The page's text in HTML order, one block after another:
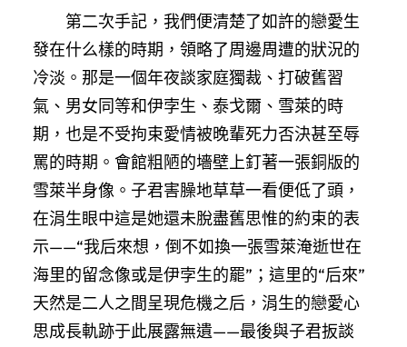
第二次手記，我們便清楚了如許的戀愛生
發在什么樣的時期，領略了周邊周遭的狀況的
冷淡。那是一個年夜談家庭獨裁、打破舊習
氣、男女同等和伊孛生、泰戈爾、雪萊的時
期，也是不受拘束愛情被晚輩死力否決甚至辱
罵的時期。會館粗陋的墻壁上釘著一張銅版的
雪萊半身像。子君害臊地草草一看便低了頭，
在涓生眼中這是她還未脫盡舊思惟的約束的表
示——“我后來想，倒不如換一張雪萊淹逝世在
海里的留念像或是伊孛生的罷”；這里的“后來”
天然是二人之間呈現危機之后，涓生的戀愛心
思成長軌跡于此展露無遺——最後與子君扳談